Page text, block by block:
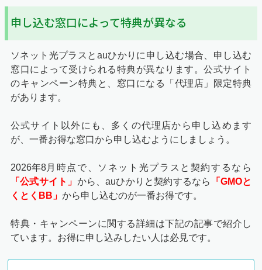
申し込む窓口によって特典が異なる
ソネット光プラスとauひかりに申し込む場合、申し込む
窓口によって受けられる特典が異なります。公式サイト
のキャンペーン特典と、窓口になる「代理店」限定特典
があります。
公式サイト以外にも、多くの代理店から申し込めます
が、一番お得な窓口から申し込むようにしましょう。
2026年8月 時点で、ソネット光プラスと契約するなら
「公式サイト」 から、auひかりと契約するなら
「GMOと
くとくBB」 から申し込むのが一番お得です。
特典・キャンペーンに関する詳細は下記の記事で紹介し
ています。お得に申し込みしたい人は必見です。